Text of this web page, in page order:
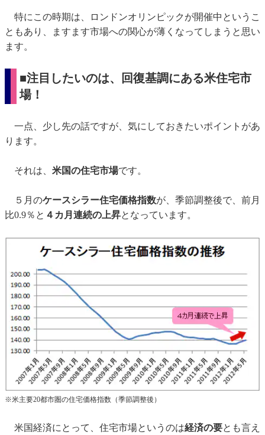
特にこの時期は、ロンドンオリンピックが開催中というこ
ともあり、ますます市場への関心が薄くなってしまうと思い
ます。
■注目したいのは、回復基調にある米住宅市
場！
一点、少し先の話ですが、気にしておきたいポイントがあ
ります。
それは、 米国の住宅市場です。
５月のケースシラー住宅価格指数が、季節調整後で、前月
比0.9％と ４カ月連続の上昇となっています。
※米主要20都市圏の住宅価格指数（季節調整後）
米国経済にとって、住宅市場というのは経済の要とも言え